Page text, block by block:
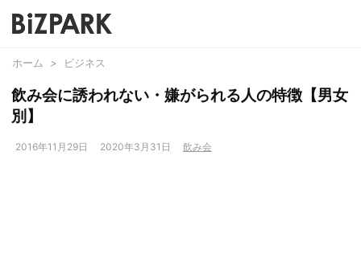
ホーム > ビジネス
飲み会に誘われない・嫌がられる人の特徴【男女
別】
2016年11月29日 2020年3月31日 飲み会